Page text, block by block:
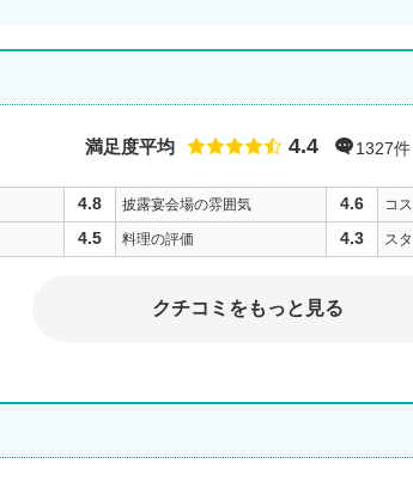
満足度平均 点数
4.4 1327件
4.8 披露宴会場の雰囲気 4.6 コ
4.5 料理の評価 4.3 ス
クチコミをもっと見る